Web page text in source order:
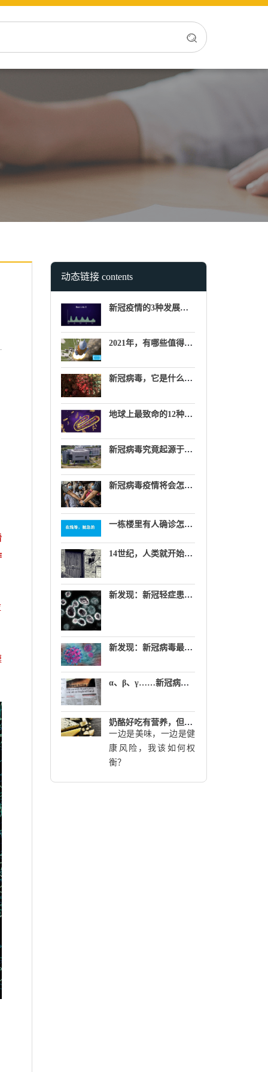
动态链接 contents
新冠疫情的3种发展趋势预测
2021年，有哪些值得关注的太空大事件？
新冠病毒，它是什么颜色？
地球上最致命的12种病毒
新冠病毒究竟起源于哪里？自然起源说，生物武器说，实验室泄漏说……
新冠病毒疫情将会怎样结束？
一栋楼里有人确诊怎么办？
14世纪，人类就开始用“隔离”阻断传染病
新发现：新冠轻症患者10天后不再具有传染性
新发现：新冠病毒最爱入侵哪几种细胞？
α、β、γ……新冠病毒变种有简洁的新名字了
奶酪好吃有营养，但有人却说脂肪多、含盐量高对健康不利…
一边是美味，一边是健
康风险，我该如何权
衡？